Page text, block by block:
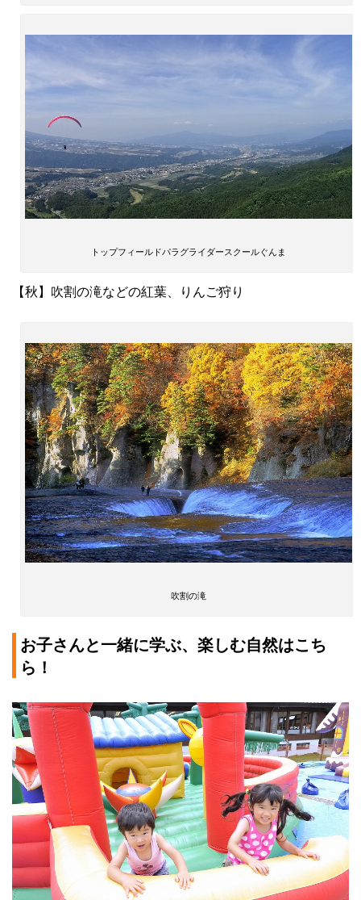
トップフィールドパラグライダースクールぐんま
【秋】吹割の滝などの紅葉、りんご狩り
吹割の滝
お子さんと一緒に学ぶ、楽しむ自然はこち
ら！